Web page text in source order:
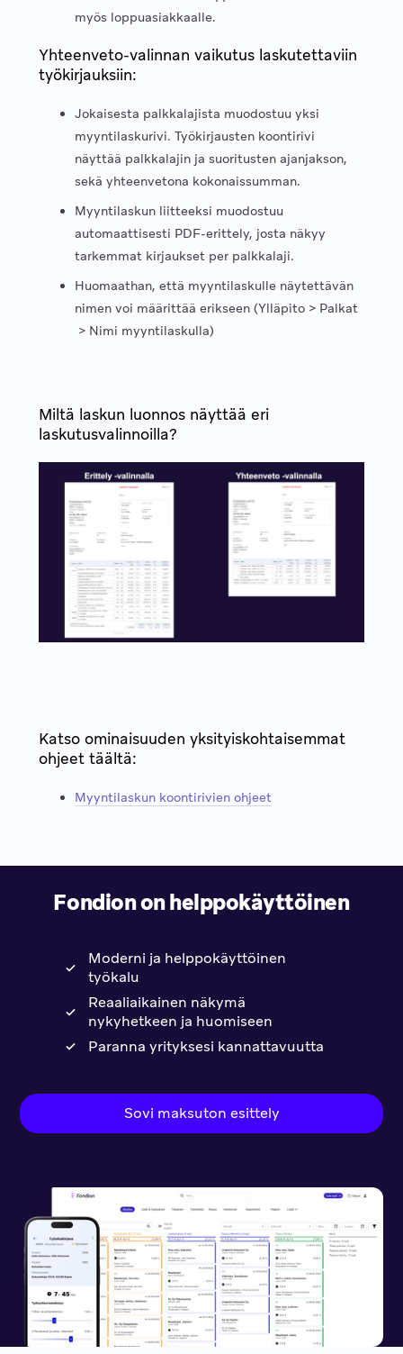
myös loppuasiakkaalle.
Yhteenveto-valinnan vaikutus laskutettaviin
työkirjauksiin:
Jokaisesta palkkalajista muodostuu yksi
myyntilaskurivi. Työkirjausten koontirivi
näyttää palkkalajin ja suoritusten ajanjakson,
sekä yhteenvetona kokonaissumman.
Myyntilaskun liitteeksi muodostuu
automaattisesti PDF-erittely, josta näkyy
tarkemmat kirjaukset per palkkalaji.
Huomaathan, että myyntilaskulle näytettävän
nimen voi määrittää erikseen (Ylläpito > Palkat
> Nimi myyntilaskulla)
Miltä laskun luonnos näyttää eri
laskutusvalinnoilla?
Katso ominaisuuden yksityiskohtaisemmat
ohjeet täältä:
Myyntilaskun koontirivien ohjeet
Fondion on helppokäyttöinen
Moderni ja helppokäyttöinen
työkalu
Reaaliaikainen näkymä
nykyhetkeen ja huomiseen
Paranna yrityksesi kannattavuutta
Sovi maksuton esittely